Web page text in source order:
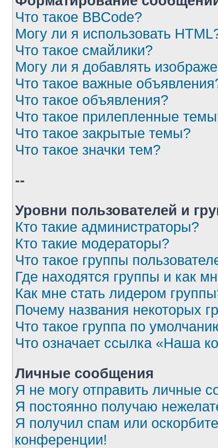
Что такое BBCode?
Могу ли я использовать
Что такое смайлики?
Могу ли я добавлять
Что такое важные
Что такое объявления?
Что такое прилепленные
Что такое закрытые темы?
Что такое значки тем?
--
Уровни пользователей и
Кто такие администраторы?
Кто такие модераторы?
Что такое группы
Где находятся группы и как
Как мне стать лидером
Почему названия некоторых
Что такое группа по
Что означает ссылка «Наша
Личные сообщения
Я не могу отправить личные
Я постоянно получаю
Я получил спам или
конференции!